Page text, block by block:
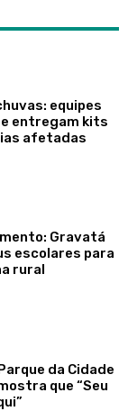
equipes
entregam kits
afetadas
Gravatá
escolares para
rural
da Cidade
que “Seu